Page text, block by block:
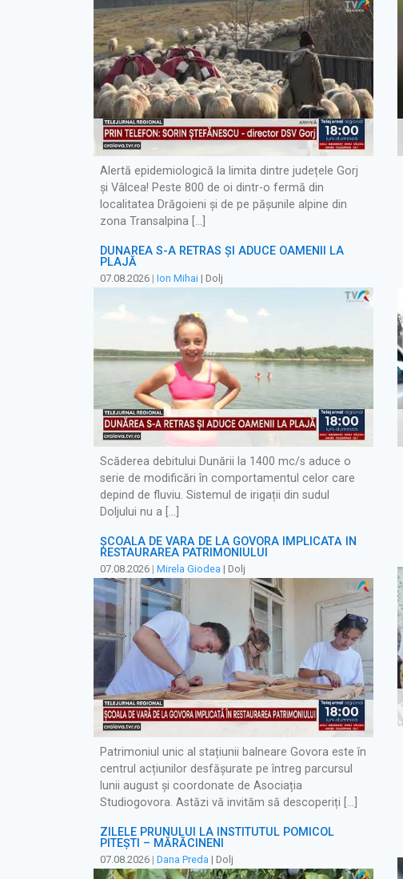
Alertă epidemiologică la limita dintre județele Gorj
și Vâlcea! Peste 800 de oi dintr-o fermă din
localitatea Drăgoieni și de pe pășunile alpine din
zona Transalpina […]
DUNĂREA S-A RETRAS ŞI ADUCE OAMENII LA
PLAJĂ
07.08.2026 | Ion Mihai | Dolj
Scăderea debitului Dunării la 1400 mc/s aduce o
serie de modificări în comportamentul celor care
depind de fluviu. Sistemul de irigații din sudul
Doljului nu a […]
ȘCOALA DE VARĂ DE LA GOVORA IMPLICATĂ ÎN
RESTAURAREA PATRIMONIULUI
07.08.2026 | Mirela Giodea | Dolj
Patrimoniul unic al stațiunii balneare Govora este în
centrul acțiunilor desfășurate pe întreg parcursul
lunii august și coordonate de Asociația
Studiogovora. Astăzi vă invităm să descoperiți […]
ZILELE PRUNULUI LA INSTITUTUL POMICOL
PITEȘTI – MĂRĂCINENI
07.08.2026 | Dana Preda | Dolj